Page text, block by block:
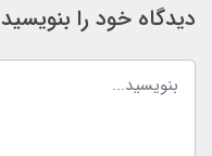
دیدگاه خود را بنویسید